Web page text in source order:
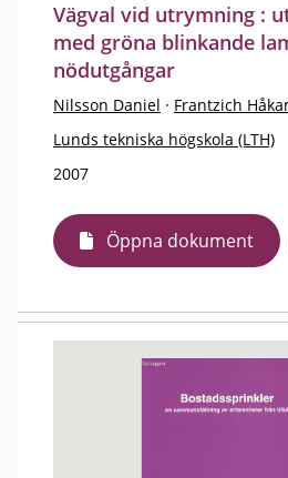
Vägval vid utrymning :
med gröna blinkande
nödutgångar
Nilsson Daniel · Frantzich
Lunds tekniska högskola (LTH)
2007
Öppna dokument